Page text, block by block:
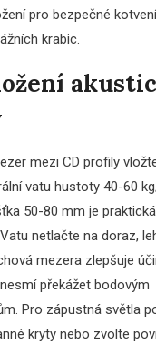
pro bezpečné
krabic.
mezi CD profily
vatu hustoty 40-60
50-80 mm je
netlačte na doraz,
mezera zlepšuje
překážet bodovým
Pro zápustná světla
kryty nebo zvolte